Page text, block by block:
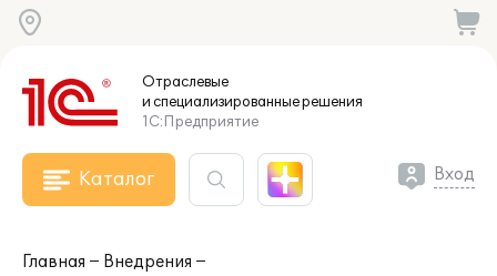
Отраслевые
и специализированныерешения
1С:Предприятие
Каталог Вход
Главная
Внедрения